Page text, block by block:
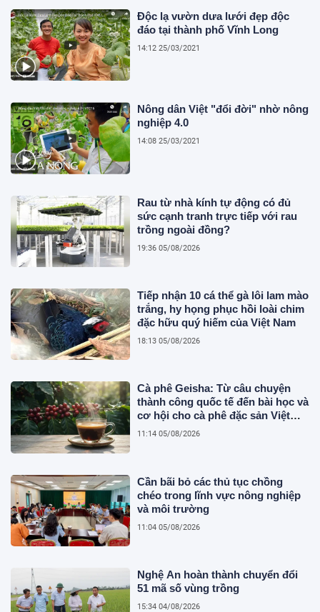
Độc lạ vườn dưa lưới đẹp độc
đáo tại thành phố Vĩnh Long
14:12 25/03/2021
Nông dân Việt "đổi đời" nhờ nông
nghiệp 4.0
14:08 25/03/2021
Rau từ nhà kính tự động có đủ
sức cạnh tranh trực tiếp với rau
trồng ngoài đồng?
19:36 05/08/2026
Tiếp nhận 10 cá thể gà lôi lam mào
trắng, hy họng phục hồi loài chim
đặc hữu quý hiếm của Việt Nam
18:13 05/08/2026
Cà phê Geisha: Từ câu chuyện
thành công quốc tế đến bài học và
cơ hội cho cà phê đặc sản Việt
Nam
11:14 05/08/2026
Cần bãi bỏ các thủ tục chồng
chéo trong lĩnh vực nông nghiệp
và môi trường
11:04 05/08/2026
Nghệ An hoàn thành chuyển đổi
51 mã số vùng trồng
15:34 04/08/2026